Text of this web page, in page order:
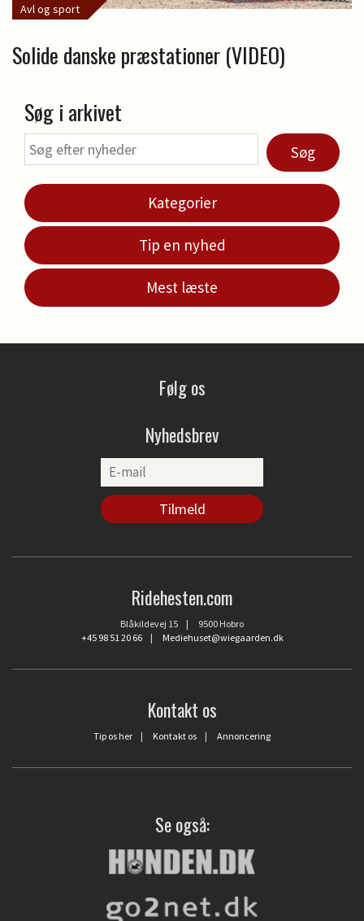
Avl og sport
Solide danske præstationer (VIDEO)
Søg i arkivet
Søg
Kategorier
Tip en nyhed
Mest læste
Følg os
Nyhedsbrev
Ridehesten.com
Blåkildevej 15 | 9500 Hobro
+45 98 51 20 66| Mediehuset@wiegaarden.dk
Kontakt os
Tip os her | Kontakt os | Annoncering
Se også: